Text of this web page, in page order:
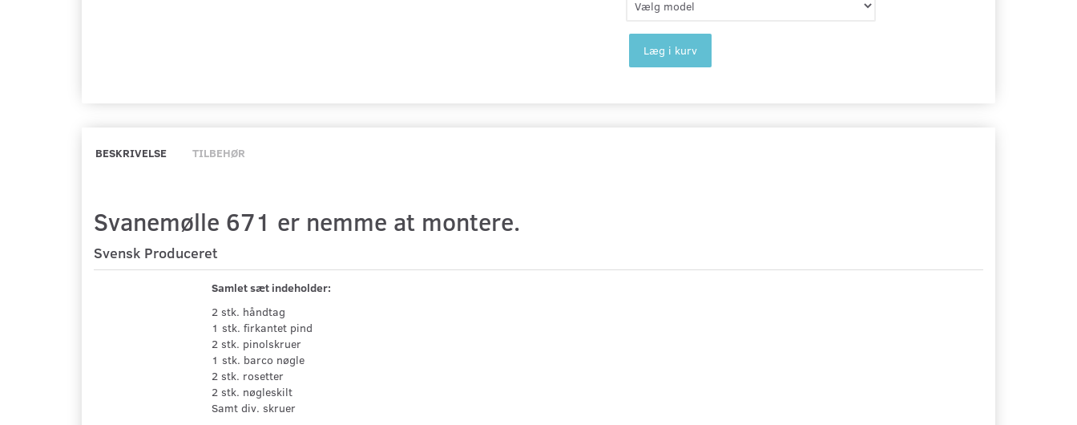
Læg i kurv
BESKRIVELSE TILBEHØR
Svanemølle 671 er nemme at montere.
Svensk Produceret
Samlet sæt indeholder:
2 stk. håndtag
1 stk. firkantet pind
2 stk. pinolskruer
1 stk. barco nøgle
2 stk. rosetter
2 stk. nøgleskilt
Samt div. skruer